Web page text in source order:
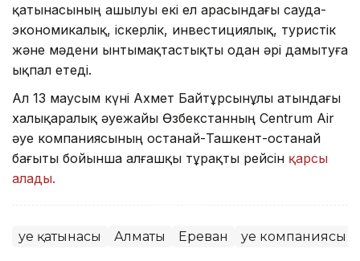
қатынасының ашылуы екі ел арасындағы сауда-
экономикалық, іскерлік, инвестициялық, туристік
және мәдени ынтымақтастықты одан әрі дамытуға
ықпал етеді.
Ал 13 маусым күні Ахмет Байтұрсынұлы атындағы
халықаралық әуежайы Өзбекстанның Centrum Air
әуе компаниясының Қостанай-Ташкент-Қостанай
бағыты бойынша алғашқы тұрақты рейсін қарсы
алады.
Әуе қатынасы Алматы Ереван Әуе компаниясы